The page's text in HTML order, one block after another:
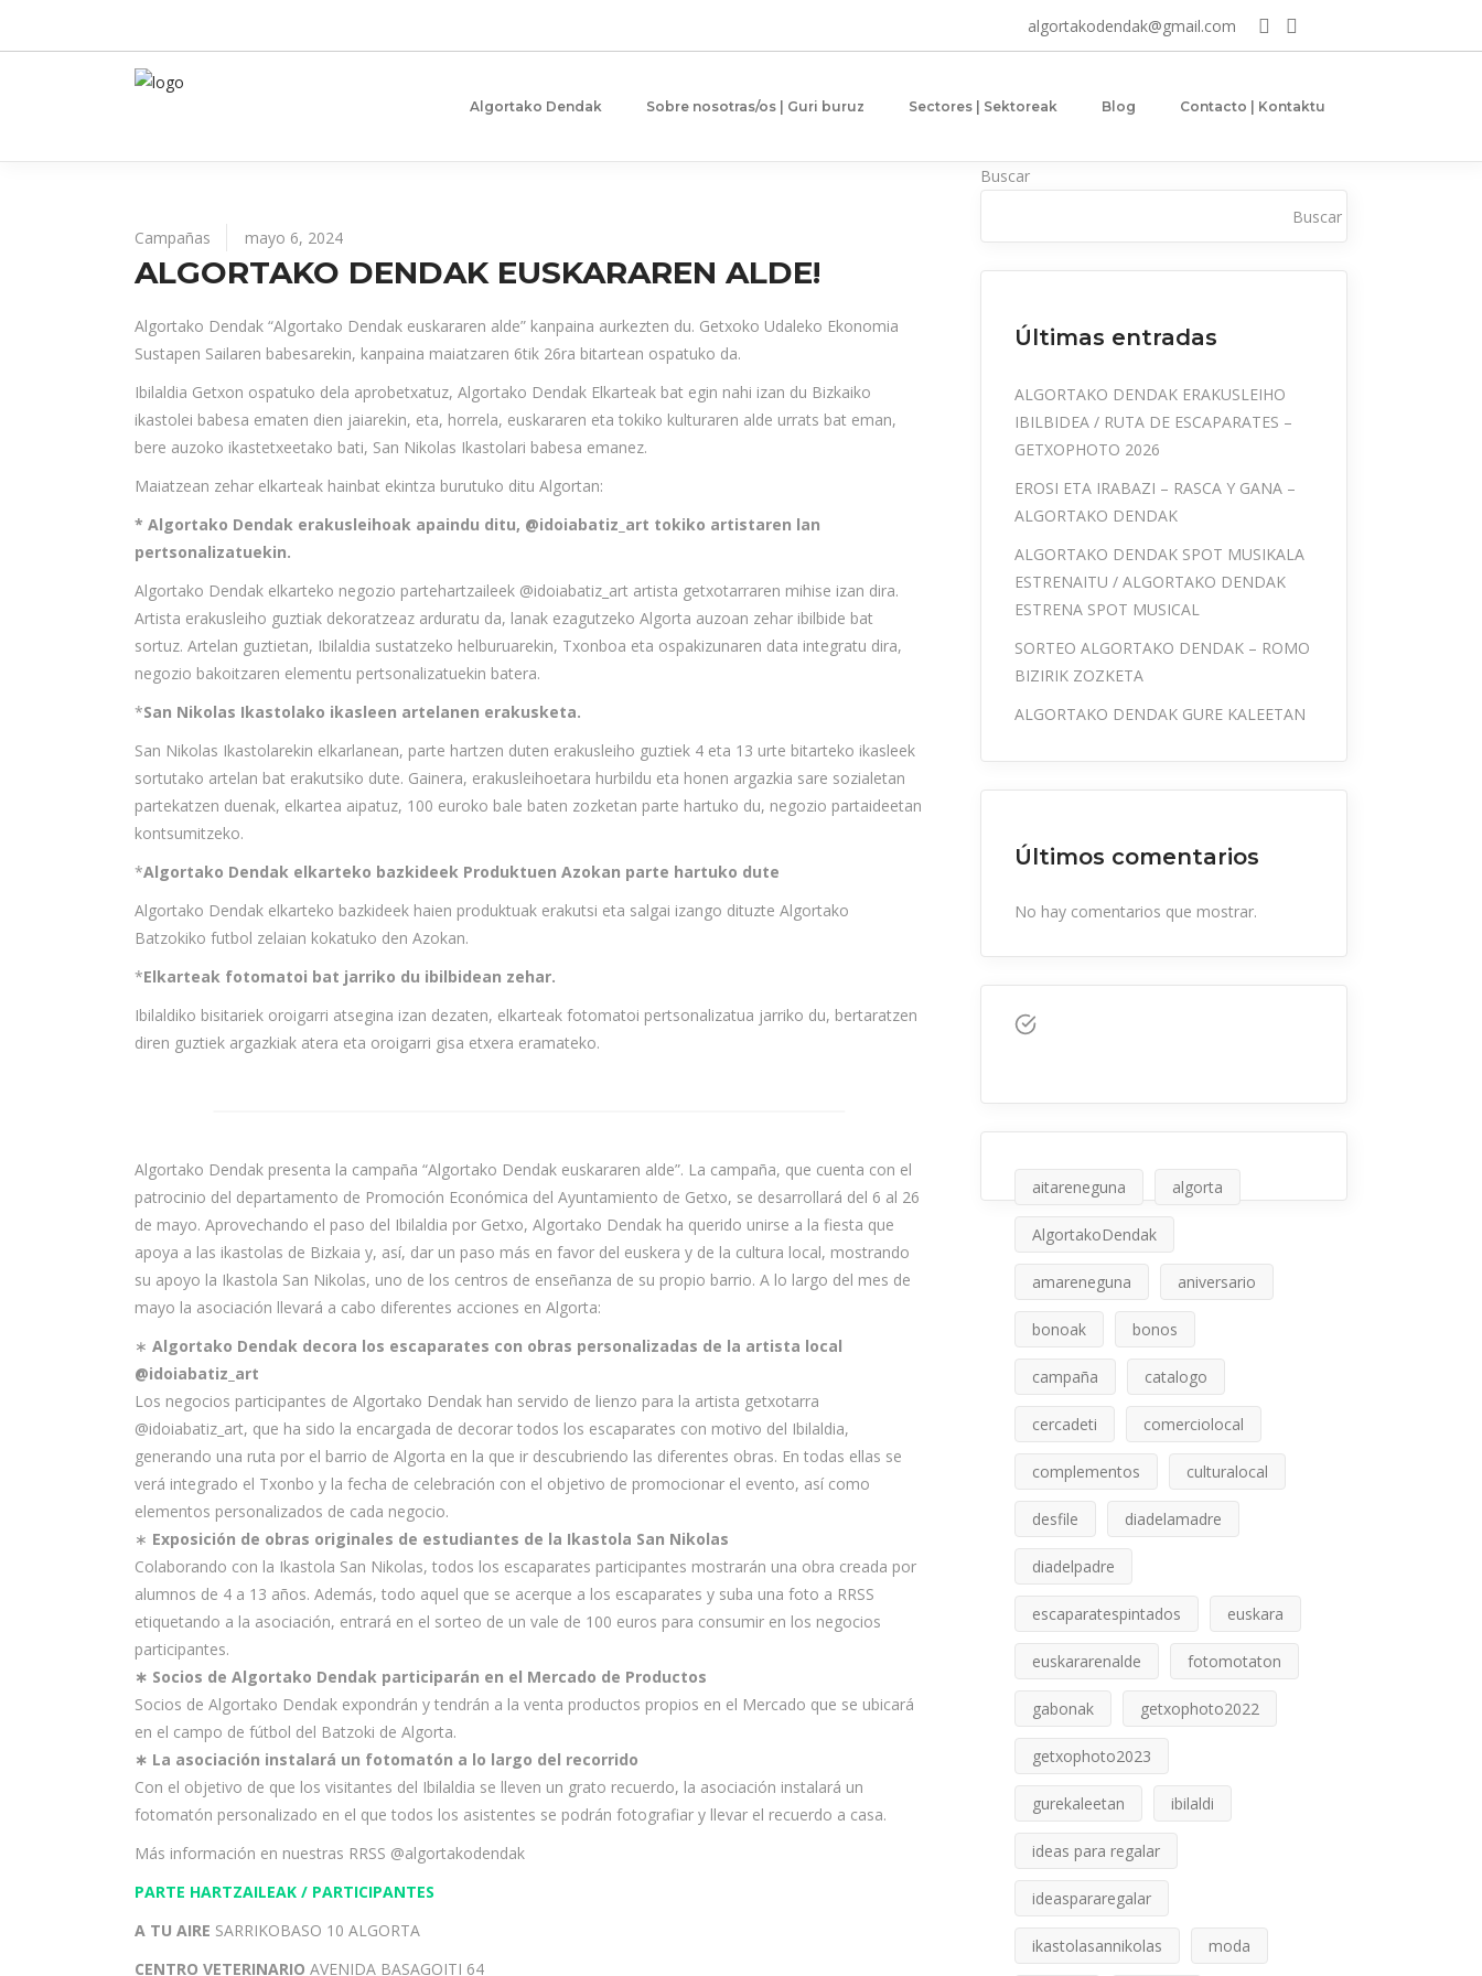
algortakodendak@gmail.com
Algortako Dendak Sobre nosotras/os | Guri buruz Sectores | Sektoreak Blog Contacto | Kontaktu
Campañas mayo 6, 2024
ALGORTAKO DENDAK EUSKARAREN ALDE!
Algortako Dendak “Algortako Dendak euskararen alde” kanpaina aurkezten du. Getxoko Udaleko Ekonomia
Sustapen Sailaren babesarekin, kanpaina maiatzaren 6tik 26ra bitartean ospatuko da.
Ibilaldia Getxon ospatuko dela aprobetxatuz, Algortako Dendak Elkarteak bat egin nahi izan du Bizkaiko
ikastolei babesa ematen dien jaiarekin, eta, horrela, euskararen eta tokiko kulturaren alde urrats bat eman,
bere auzoko ikastetxeetako bati, San Nikolas Ikastolari babesa emanez.
Maiatzean zehar elkarteak hainbat ekintza burutuko ditu Algortan:
* Algortako Dendak erakusleihoak apaindu ditu, @idoiabatiz_art tokiko artistaren lan
pertsonalizatuekin.
Algortako Dendak elkarteko negozio partehartzaileek @idoiabatiz_art artista getxotarraren mihise izan dira.
Artista erakusleiho guztiak dekoratzeaz arduratu da, lanak ezagutzeko Algorta auzoan zehar ibilbide bat
sortuz. Artelan guztietan, Ibilaldia sustatzeko helburuarekin, Txonboa eta ospakizunaren data integratu dira,
negozio bakoitzaren elementu pertsonalizatuekin batera.
*San Nikolas Ikastolako ikasleen artelanen erakusketa.
San Nikolas Ikastolarekin elkarlanean, parte hartzen duten erakusleiho guztiek 4 eta 13 urte bitarteko ikasleek
sortutako artelan bat erakutsiko dute. Gainera, erakusleihoetara hurbildu eta honen argazkia sare sozialetan
partekatzen duenak, elkartea aipatuz, 100 euroko bale baten zozketan parte hartuko du, negozio partaideetan
kontsumitzeko.
*Algortako Dendak elkarteko bazkideek Produktuen Azokan parte hartuko dute
Algortako Dendak elkarteko bazkideek haien produktuak erakutsi eta salgai izango dituzte Algortako
Batzokiko futbol zelaian kokatuko den Azokan.
*Elkarteak fotomatoi bat jarriko du ibilbidean zehar.
Ibilaldiko bisitariek oroigarri atsegina izan dezaten, elkarteak fotomatoi pertsonalizatua jarriko du, bertaratzen
diren guztiek argazkiak atera eta oroigarri gisa etxera eramateko.
Algortako Dendak presenta la campaña “Algortako Dendak euskararen alde”. La campaña, que cuenta con el
patrocinio del departamento de Promoción Económica del Ayuntamiento de Getxo, se desarrollará del 6 al 26
de mayo. Aprovechando el paso del Ibilaldia por Getxo, Algortako Dendak ha querido unirse a la fiesta que
apoya a las ikastolas de Bizkaia y, así, dar un paso más en favor del euskera y de la cultura local, mostrando
su apoyo la Ikastola San Nikolas, uno de los centros de enseñanza de su propio barrio. A lo largo del mes de
mayo la asociación llevará a cabo diferentes acciones en Algorta:
∗ Algortako Dendak decora los escaparates con obras personalizadas de la artista local
@idoiabatiz_art
Los negocios participantes de Algortako Dendak han servido de lienzo para la artista getxotarra
@idoiabatiz_art, que ha sido la encargada de decorar todos los escaparates con motivo del Ibilaldia,
generando una ruta por el barrio de Algorta en la que ir descubriendo las diferentes obras. En todas ellas se
verá integrado el Txonbo y la fecha de celebración con el objetivo de promocionar el evento, así como
elementos personalizados de cada negocio.
∗ Exposición de obras originales de estudiantes de la Ikastola San Nikolas
Colaborando con la Ikastola San Nikolas, todos los escaparates participantes mostrarán una obra creada por
alumnos de 4 a 13 años. Además, todo aquel que se acerque a los escaparates y suba una foto a RRSS
etiquetando a la asociación, entrará en el sorteo de un vale de 100 euros para consumir en los negocios
participantes.
∗ Socios de Algortako Dendak participarán en el Mercado de Productos
Socios de Algortako Dendak expondrán y tendrán a la venta productos propios en el Mercado que se ubicará
en el campo de fútbol del Batzoki de Algorta.
∗ La asociación instalará un fotomatón a lo largo del recorrido
Con el objetivo de que los visitantes del Ibilaldia se lleven un grato recuerdo, la asociación instalará un
fotomatón personalizado en el que todos los asistentes se podrán fotografiar y llevar el recuerdo a casa.
Más información en nuestras RRSS @algortakodendak
PARTE HARTZAILEAK / PARTICIPANTES
A TU AIRE SARRIKOBASO 10 ALGORTA
CENTRO VETERINARIO AVENIDA BASAGOITI 64
Buscar
Buscar
Últimas entradas
ALGORTAKO DENDAK ERAKUSLEIHO
IBILBIDEA / RUTA DE ESCAPARATES –
GETXOPHOTO 2026
EROSI ETA IRABAZI – RASCA Y GANA –
ALGORTAKO DENDAK
ALGORTAKO DENDAK SPOT MUSIKALA
ESTRENAITU / ALGORTAKO DENDAK
ESTRENA SPOT MUSICAL
SORTEO ALGORTAKO DENDAK – ROMO
BIZIRIK ZOZKETA
ALGORTAKO DENDAK GURE KALEETAN
Últimos comentarios
No hay comentarios que mostrar.
aitareneguna algorta
AlgortakoDendak
amareneguna aniversario
bonoak bonos
campaña catalogo
cercadeti comerciolocal
complementos culturalocal
desfile diadelamadre
diadelpadre
escaparatespintados euskara
euskararenalde fotomotaton
gabonak getxophoto2022
getxophoto2023
gurekaleetan ibilaldi
ideas para regalar
ideaspararegalar
ikastolasannikolas moda